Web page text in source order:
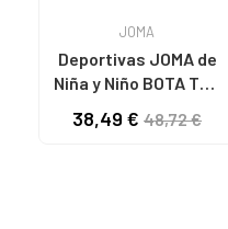
JOMA
Deportivas JOMA de
Niña y Niño BOTA TOP
COLORES
38,49 € 48,72 €